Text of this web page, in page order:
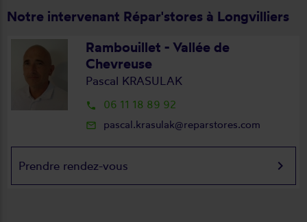
Notre intervenant Répar'stores à Longvilliers
Rambouillet - Vallée de
Chevreuse
Pascal KRASULAK
local_phone 06 11 18 89 92
mail_outline pascal.krasulak@reparstores.com
Prendre rendez-vous keyboard_arrow_right